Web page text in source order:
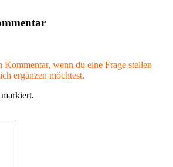
Kommentar, wenn du eine Frage stellen
ergänzen möchtest.
markiert.